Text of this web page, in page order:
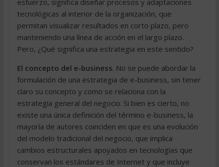
esfuerzo, significa diseñar procesos y adaptaciones
tecnológicas al interior de la organización, que
permitan visualizar resultados en corto plazo, pero
manteniendo una línea de acción en el largo plazo.
Pero, ¿Qué significa una estrategia en este sentido?
El concepto del e-business. No se puede abordar la
formulación de una estrategia de e-business, sin tener
claro su concepto y como se relaciona con la
estrategia general del negocio. Si bien es cierto, no
existe una única definición del término e-business, la
mayoría de autores coinciden en que es una evolución
del modelo tradicional del negocio, que implica
cambios estructurales apoyados en tecnologías que
conservan los estándares de Internet y que incluye